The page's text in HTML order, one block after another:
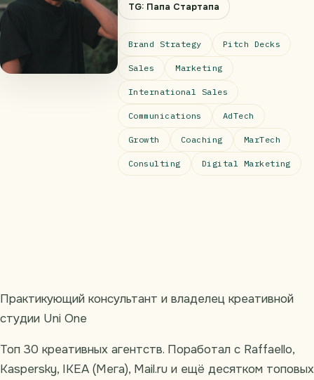
TG: Папа Стартапа
Brand Strategy Pitch Decks
Sales Marketing
International Sales
Communications AdTech
Growth Coaching MarTech
Consulting Digital Marketing
Практикующий консультант и владелец креативной
студии Uni One
Топ 30 креативных агентств. Поработал с Raffaello,
Kaspersky, IKEA (Мега), Mail.ru и ещё десятком топовых